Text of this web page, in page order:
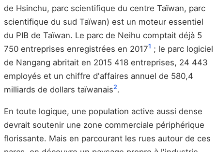
de Hsinchu, parc scientifique du centre Taïwan, parc
scientifique du sud Taïwan) est un moteur essentiel
du PIB de Taïwan. Le parc de Neihu comptait déjà 5
750 entreprises enregistrées en 20171 ; le parc logiciel
de Nangang abritait en 2015 418 entreprises, 24 443
employés et un chiffre d'affaires annuel de 580,4
milliards de dollars taïwanais2.
En toute logique, une population active aussi dense
devrait soutenir une zone commerciale périphérique
florissante. Mais en parcourant les rues autour de ces